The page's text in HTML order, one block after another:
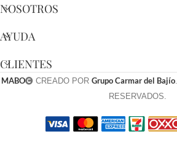
NOSOTROS
AYUDA
CLIENTES
MABO CREADO POR Grupo Carmar del Bajío
RESERVADOS.